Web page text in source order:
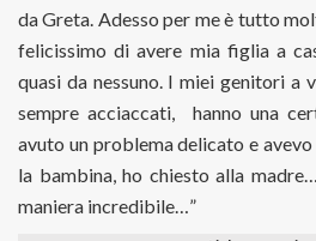
da Greta. Adesso per me è tutto
felicissimo di avere mia figlia a
quasi da nessuno. I miei genitori a
sempre acciaccati, hanno una
avuto un problema delicato e
la bambina, ho chiesto alla
maniera incredibile…”